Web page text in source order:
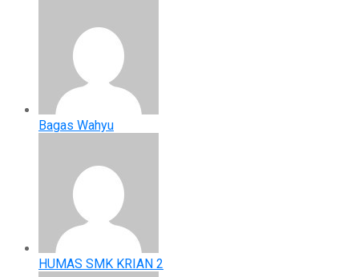
Bagas Wahyu
HUMAS SMK KRIAN 2